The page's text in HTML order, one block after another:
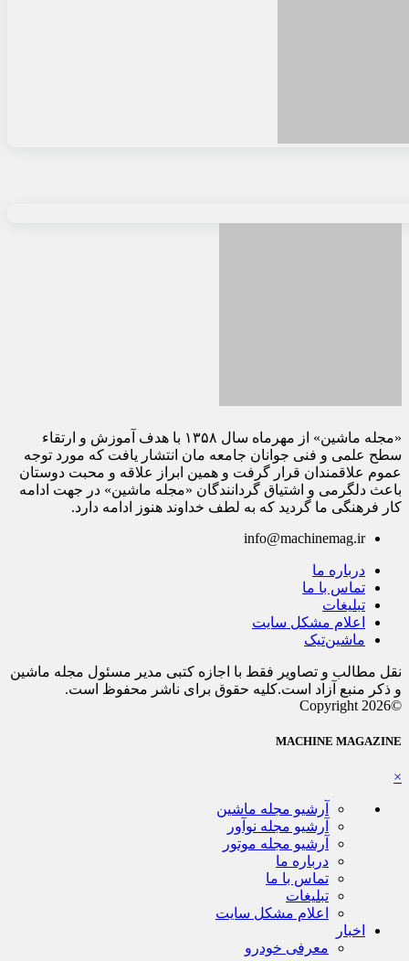
«مجله ماشین» از مهرماه سال ۱۳۵۸ با هدف آموزش و ارتقاء
سطح علمی و فنی جوانان جامعه مان انتشار یافت که مورد توجه
عموم علاقمندان قرار گرفت و همین ابراز علاقه و محبت دوستان
باعث دلگرمی و اشتیاق گردانندگان «مجله ماشین» در جهت ادامه
کار فرهنگی ما گردید که به لطف خداوند هنوز ادامه دارد.
info@machinemag.ir
درباره ما
تماس با ما
تبلیغات
اعلام مشکل سایت
ماشین‌تیک
نقل مطالب و تصاویر فقط با اجازه کتبی مدیر مسئول مجله ماشین
و ذکر منبع آزاد است.کلیه حقوق برای ناشر محفوظ است.
©Copyright 2026
MACHINE MAGAZINE
×
آرشیو مجله ماشین
آرشیو مجله نوآور
آرشیو مجله موتور
درباره ما
تماس با ما
تبلیغات
اعلام مشکل سایت
اخبار
معرفی خودرو